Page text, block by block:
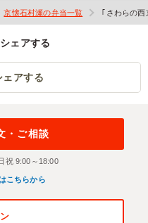
京懐石村瀬の弁当一覧 ｢さわらの西
ェアする
ェアする
・ご相談
祝 9:00～18:00
こちらから